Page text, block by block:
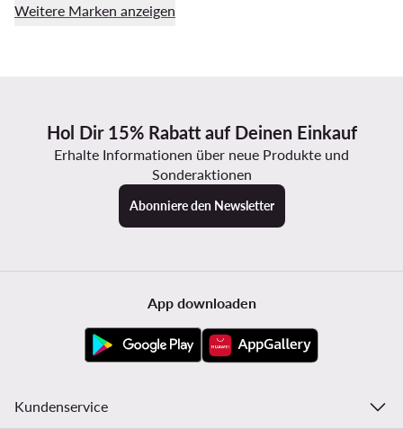
Weitere Marken anzeigen
Hol Dir 15% Rabatt auf Deinen Einkauf
Erhalte Informationen über neue Produkte und
Sonderaktionen
Abonniere den Newsletter
App downloaden
Kundenservice